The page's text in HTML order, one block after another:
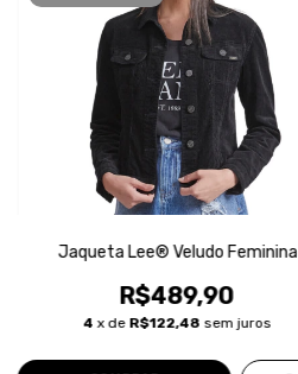
Jaqueta Lee® Veludo Feminina
R$489,90
4 x de R$122,48 sem juros